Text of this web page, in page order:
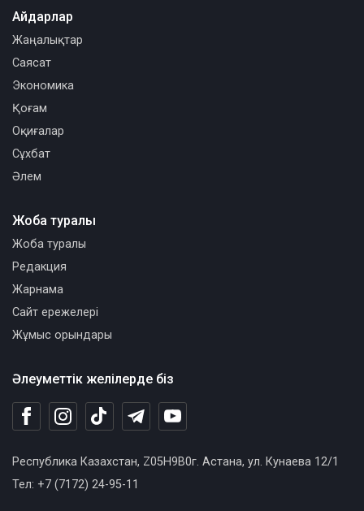
Әлеуметтік желілерде біз
Республика Казахстан, Z05H9B0г. Астана, ул. Кунаева 12/1
Тел: +7 (7172) 24-95-11
Айдарлар
Жаңалықтар
Саясат
Экономика
Қоғам
Оқиғалар
Сұхбат
Әлем
Жоба туралы
Жоба туралы
Редакция
Жарнама
Сайт ережелері
Жұмыс орындары